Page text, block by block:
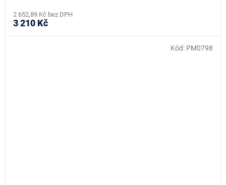
2 652,89 Kč bez DPH
3 210 Kč
Kód: PM0798